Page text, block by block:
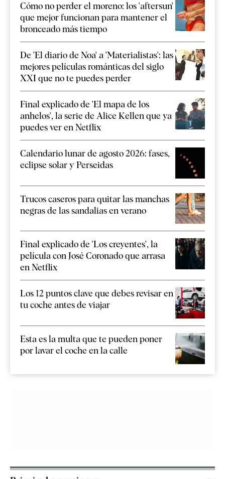
Cómo no perder el moreno: los 'aftersun'
que mejor funcionan para mantener el
bronceado más tiempo
De 'El diario de Noa' a 'Materialistas': las
mejores películas románticas del siglo
XXI que no te puedes perder
Final explicado de 'El mapa de los
anhelos', la serie de Alice Kellen que ya
puedes ver en Netflix
Calendario lunar de agosto 2026: fases,
eclipse solar y Perseidas
Trucos caseros para quitar las manchas
negras de las sandalias en verano
Final explicado de 'Los creyentes', la
película con José Coronado que arrasa
en Netflix
Los 12 puntos clave que debes revisar en
tu coche antes de viajar
Esta es la multa que te pueden poner
por lavar el coche en la calle